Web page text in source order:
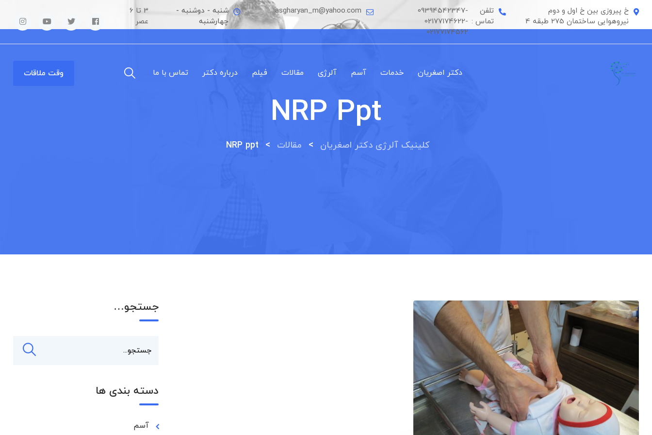
محتوا
خ پیروزی بین خ اول و دوم
نیروهوایی ساختمان 275 طبقه 4
تلفن
تماس :
09394542347-
02177174622-
02177174562
asgharyan_m@yahoo.com
شنبه - دوشنبه -
چهارشنبه
3 تا 6
عصر
دکتر اصغریان خدمات آسم آلرژی مقالات فیلم درباره دکتر تماس با ما وقت ملاقات
NRP Ppt
کلینیک آلرژی دکتر اصغریان > مقالات >
NRP ppt
جستجو…
دسته بندی ها
آسم